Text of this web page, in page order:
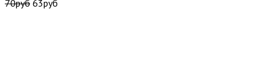
70руб 63руб